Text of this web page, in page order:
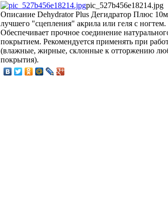
pic_527b456e18214.jpg
Описание Dehydrator Plus Дегидратор Плюс
лучшего "сцепления" акрила или геля с
Обеспечивает прочное соединение
покрытием. Рекомендуется применять при
(влажные, жирные, склонные к отторжению
покрытия).